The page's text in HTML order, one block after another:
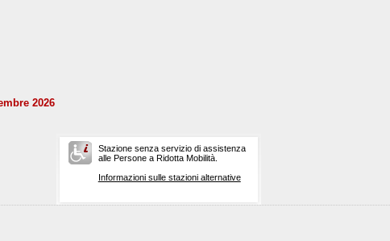
2026
Stazione senza servizio di assistenza
alle Persone a Ridotta Mobilità.
Informazioni sulle stazioni alternative